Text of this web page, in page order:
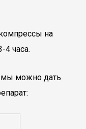
на
4 часа.
можно дать